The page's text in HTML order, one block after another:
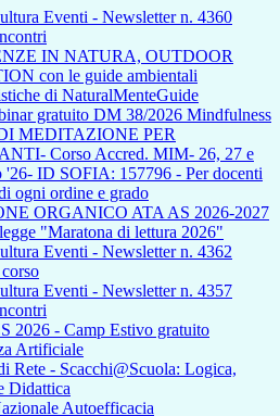
Eventi - Newsletter n. 4360
IN NATURA, OUTDOOR
con le guide ambientali
di NaturalMenteGuide
gratuito DM 38/2026 Mindfulness
MEDITAZIONE PER
Corso Accred. MIM- 26, 27 e
'26- ID SOFIA: 157796 - Per docenti
ogni ordine e grado
ORGANICO ATA AS 2026-2027
"Maratona di lettura 2026"
Eventi - Newsletter n. 4362
Eventi - Newsletter n. 4357
2026 - Camp Estivo gratuito
Artificiale
Rete - Scacchi@Scuola: Logica,
Didattica
Autoefficacia